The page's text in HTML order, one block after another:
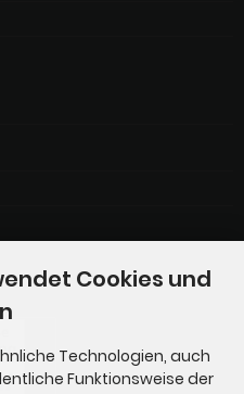
Cookies und
Technologien, auch
Funktionsweise der